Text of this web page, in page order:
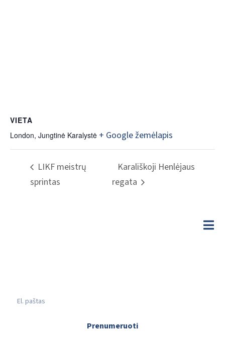
VIETA
London, Jungtinė Karalystė + Google žemėlapis
LIKF meistrų
sprintas
Karališkoji Henlėjaus
regata
Prenumeruoti